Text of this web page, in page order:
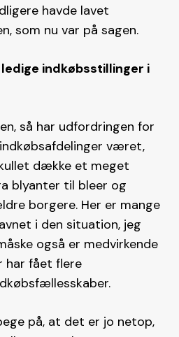
havde lavet
som nu var på sagen.
indkøbsstillinger i
så har udfordringen for
været,
dække et meget
blyanter til bleer og
borgere. Her er mange
i den situation, jeg
også er medvirkende
har fået flere
på, at det er jo netop,